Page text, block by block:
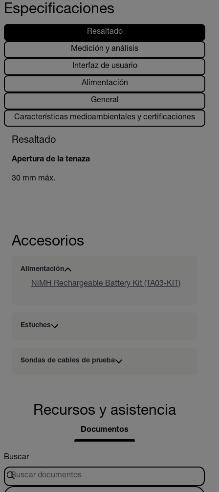
Especificaciones
Resaltado
Medición y análisis
Interfaz de usuario
Alimentación
General
Características medioambientales y certificaciones
Resaltado
Apertura de la tenaza
30 mm máx.
Accesorios
Alimentación
NiMH Rechargeable Battery Kit (TA03-KIT)
Estuches
Sondas de cables de prueba
Recursos y asistencia
Documentos
Buscar